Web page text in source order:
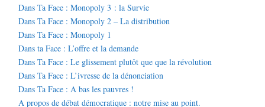
Dans Ta Face : Monopoly 3 : la Survie
Dans Ta Face : Monopoly 2 – La distribution
Dans Ta Face : Monopoly 1
Dans ta Face : L’offre et la demande
Dans Ta Face : Le glissement plutôt que que la révolution
Dans Ta Face : L’ivresse de la dénonciation
Dans Ta Face : A bas les pauvres !
A propos de débat démocratique : notre mise au point.